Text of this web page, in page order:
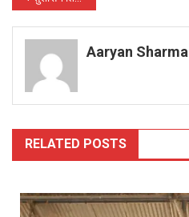
navigation
Aaryan Sharma
RELATED POSTS